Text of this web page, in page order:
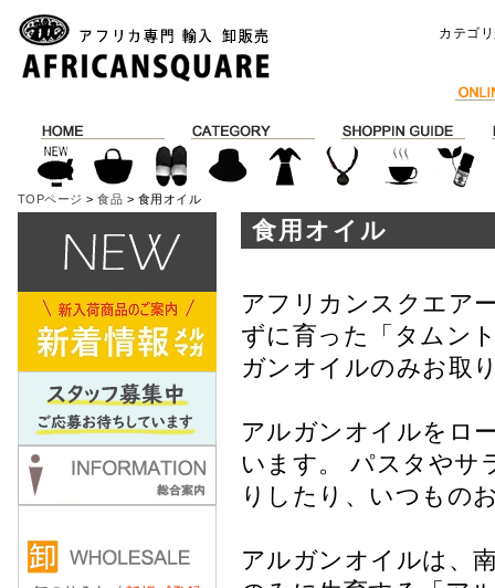
カテゴ
TOPページ >食品 > 食用オイル
食用オイル
アフリカンスクエア
ずに育った「タムン
ガンオイルのみお取
アルガンオイルをロ
います。 パスタやサ
りしたり、いつもの
アルガンオイルは、